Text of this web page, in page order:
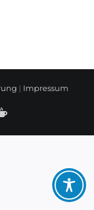
| Impressum
BuyMeCoffe